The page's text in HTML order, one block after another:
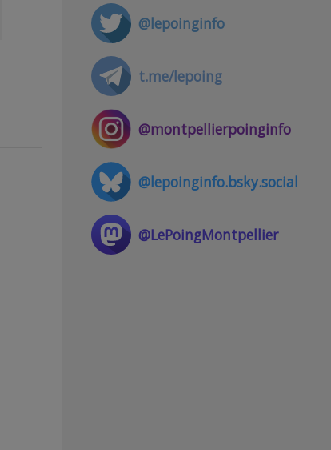
@lepoinginfo
t.me/lepoing
@montpellierpoinginfo
@lepoinginfo.bsky.social
@LePoingMontpellier